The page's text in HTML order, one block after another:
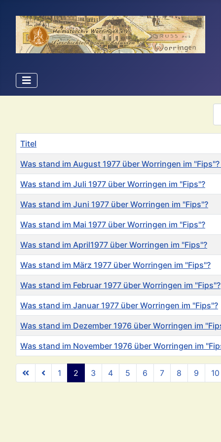
Titel
Was stand im August 1977 über Worringen im
Was stand im Juli 1977 über Worringen im "Fips"?
Was stand im Juni 1977 über Worringen im "Fips"?
Was stand im Mai 1977 über Worringen im "Fips"?
Was stand im April1977 über Worringen im "Fips"?
Was stand im März 1977 über Worringen im "Fips"?
Was stand im Februar 1977 über Worringen im "Fips"?
Was stand im Januar 1977 über Worringen im "Fips"?
Was stand im Dezember 1976 über Worringen im
Was stand im November 1976 über Worringen im
1 2 3 4 5 6 7 8 9 10